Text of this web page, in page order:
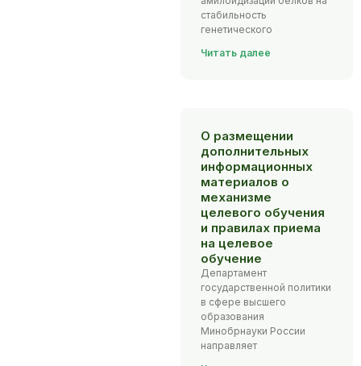
стабильность
генетического
Читать далее
О размещении
дополнительных
информационных
материалов о
механизме
целевого обучения
и правилах приема
на целевое
обучение
Департамент
государственной политики
в сфере высшего
образования
Минобрнауки России
направляет